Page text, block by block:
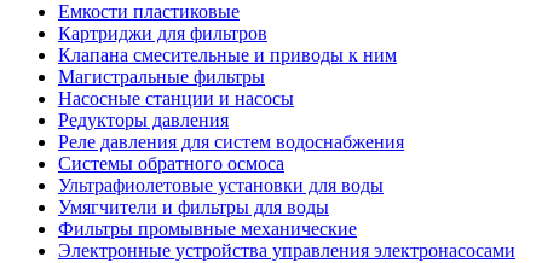
Емкости пластиковые
Картриджи для фильтров
Клапана смесительные и приводы к ним
Магистральные фильтры
Насосные станции и насосы
Редукторы давления
Реле давления для систем водоснабжения
Системы обратного осмоса
Ультрафиолетовые установки для воды
Умягчители и фильтры для воды
Фильтры промывные механические
Электронные устройства управления электронасосами